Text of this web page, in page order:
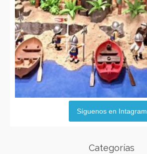
Síguenos en Intagram
Categorías